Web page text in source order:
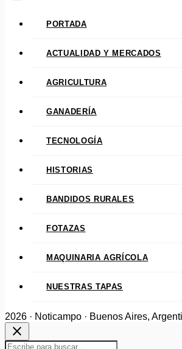
PORTADA
ACTUALIDAD Y MERCADOS
AGRICULTURA
GANADERÍA
TECNOLOGÍA
HISTORIAS
BANDIDOS RURALES
FOTAZAS
MAQUINARIA AGRÍCOLA
NUESTRAS TAPAS
2026 · Noticampo · Buenos Aires,
close